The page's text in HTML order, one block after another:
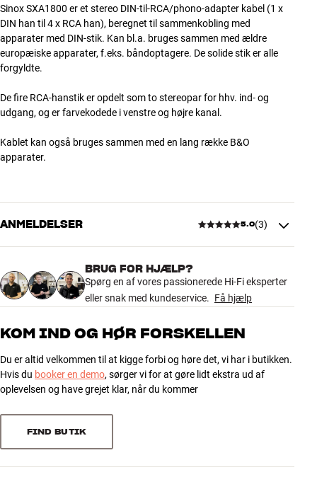
Sinox SXA1800 er et stereo DIN-til-RCA/phono-adapter kabel (1 x
DIN han til 4 x RCA han), beregnet til sammenkobling med
apparater med DIN-stik. Kan bl.a. bruges sammen med ældre
europæiske apparater, f.eks. båndoptagere. De solide stik er alle
forgyldte.
De fire RCA-hanstik er opdelt som to stereopar for hhv. ind- og
udgang, og er farvekodede i venstre og højre kanal.
Kablet kan også bruges sammen med en lang række B&O
apparater.
ANMELDELSER 5.0(3)
5.0
5 3
4
1
BRUG FOR HJÆLP?
Spørg en af vores passionerede Hi-Fi eksperter
eller snak med kundeservice. Få hjælp
KOM IND OG HØR FORSKELLEN
Du er altid velkommen til at kigge forbi og høre det, vi har i butikken.
Hvis du booker en demo, sørger vi for at gøre lidt ekstra ud af
oplevelsen og have grejet klar, når du kommer
FIND BUTIK